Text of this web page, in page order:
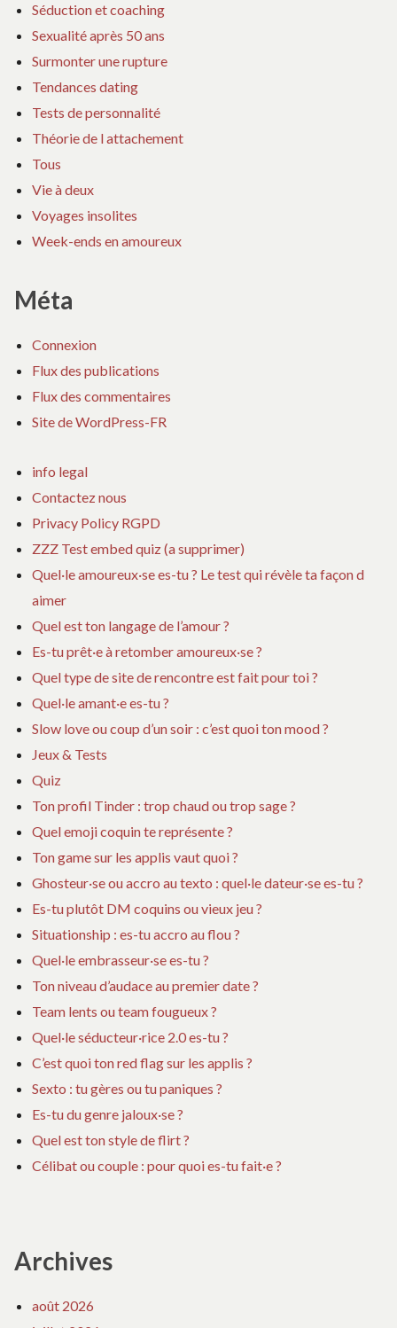
Séduction et coaching
Sexualité après 50 ans
Surmonter une rupture
Tendances dating
Tests de personnalité
Théorie de l attachement
Tous
Vie à deux
Voyages insolites
Week-ends en amoureux
Méta
Connexion
Flux des publications
Flux des commentaires
Site de WordPress-FR
info legal
Contactez nous
Privacy Policy RGPD
ZZZ Test embed quiz (a supprimer)
Quel·le amoureux·se es-tu ? Le test qui révèle ta façon d
aimer
Quel est ton langage de l’amour ?
Es-tu prêt·e à retomber amoureux·se ?
Quel type de site de rencontre est fait pour toi ?
Quel·le amant·e es-tu ?
Slow love ou coup d’un soir : c’est quoi ton mood ?
Jeux & Tests
Quiz
Ton profil Tinder : trop chaud ou trop sage ?
Quel emoji coquin te représente ?
Ton game sur les applis vaut quoi ?
Ghosteur·se ou accro au texto : quel·le dateur·se es-tu ?
Es-tu plutôt DM coquins ou vieux jeu ?
Situationship : es-tu accro au flou ?
Quel·le embrasseur·se es-tu ?
Ton niveau d’audace au premier date ?
Team lents ou team fougueux ?
Quel·le séducteur·rice 2.0 es-tu ?
C’est quoi ton red flag sur les applis ?
Sexto : tu gères ou tu paniques ?
Es-tu du genre jaloux·se ?
Quel est ton style de flirt ?
Célibat ou couple : pour quoi es-tu fait·e ?
Archives
août 2026